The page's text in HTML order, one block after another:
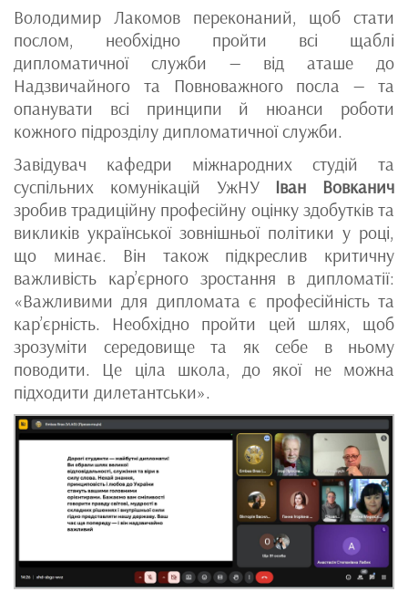
Володимир Лакомов переконаний, щоб стати
послом, необхідно пройти всі щаблі
дипломатичної служби — від аташе до
Надзвичайного та Повноважного посла — та
опанувати всі принципи й нюанси роботи
кожного підрозділу дипломатичної служби.
Завідувач кафедри міжнародних студій та
суспільних комунікацій УжНУ Іван Вовканич
зробив традиційну професійну оцінку здобутків та
викликів української зовнішньої політики у році,
що минає. Він також підкреслив критичну
важливість кар’єрного зростання в дипломатії:
«Важливими для дипломата є професійність та
кар’єрність. Необхідно пройти цей шлях, щоб
зрозуміти середовище та як себе в ньому
поводити. Це ціла школа, до якої не можна
підходити дилетантськи».